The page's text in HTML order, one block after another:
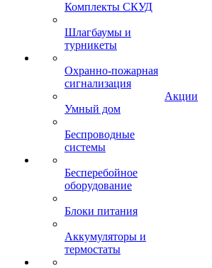
Комплекты СКУД
Шлагбаумы и
турникеты
Охранно-пожарная
сигнализация
Умный дом
Беспроводные
системы
Бесперебойное
оборудование
Блоки питания
Аккумуляторы и
термостаты
Акции